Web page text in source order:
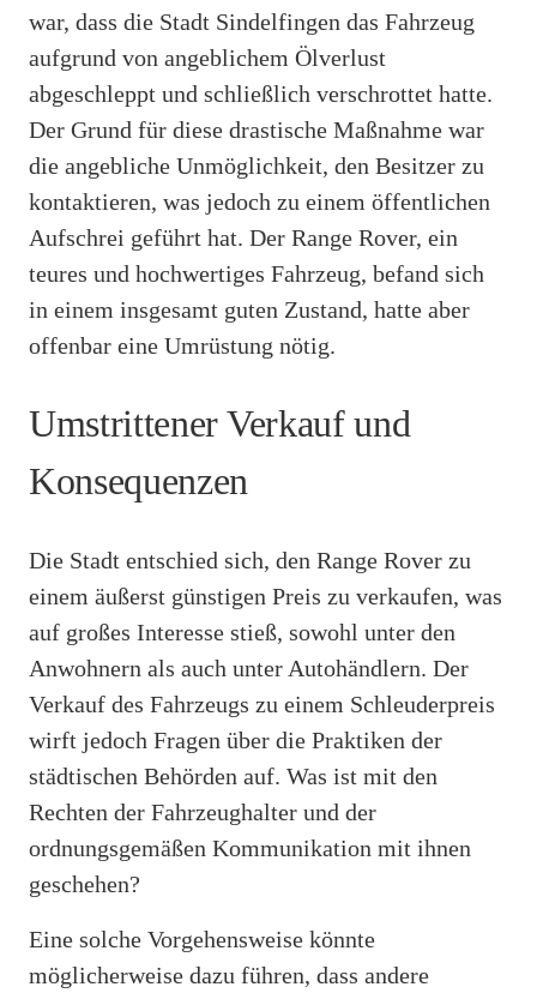
war, dass die Stadt Sindelfingen das Fahrzeug
aufgrund von angeblichem Ölverlust
abgeschleppt und schließlich verschrottet hatte.
Der Grund für diese drastische Maßnahme war
die angebliche Unmöglichkeit, den Besitzer zu
kontaktieren, was jedoch zu einem öffentlichen
Aufschrei geführt hat. Der Range Rover, ein
teures und hochwertiges Fahrzeug, befand sich
in einem insgesamt guten Zustand, hatte aber
offenbar eine Umrüstung nötig.
Umstrittener Verkauf und
Konsequenzen
Die Stadt entschied sich, den Range Rover zu
einem äußerst günstigen Preis zu verkaufen, was
auf großes Interesse stieß, sowohl unter den
Anwohnern als auch unter Autohändlern. Der
Verkauf des Fahrzeugs zu einem Schleuderpreis
wirft jedoch Fragen über die Praktiken der
städtischen Behörden auf. Was ist mit den
Rechten der Fahrzeughalter und der
ordnungsgemäßen Kommunikation mit ihnen
geschehen?
Eine solche Vorgehensweise könnte
möglicherweise dazu führen, dass andere